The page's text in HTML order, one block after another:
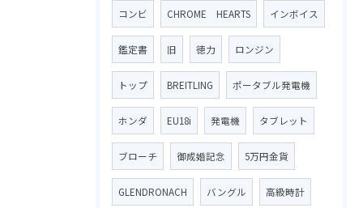
コンビ CHROME HEARTS インボイス
鑑定書 旧 徳力 ロンジン
トップ BREITLING ポータブル発電機
ホンダ EU18i 発電機 タブレット
ブローチ 御成婚記念 5万円金貨
GLENDRONACH バングル 高級時計